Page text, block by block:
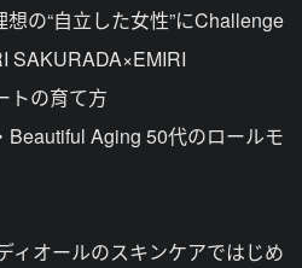
の“自立した女性”にChallenge
SAKURADA×EMIRI
トの育て方
Aging 50代のロールモ
ィオールのスキンケアではじめ